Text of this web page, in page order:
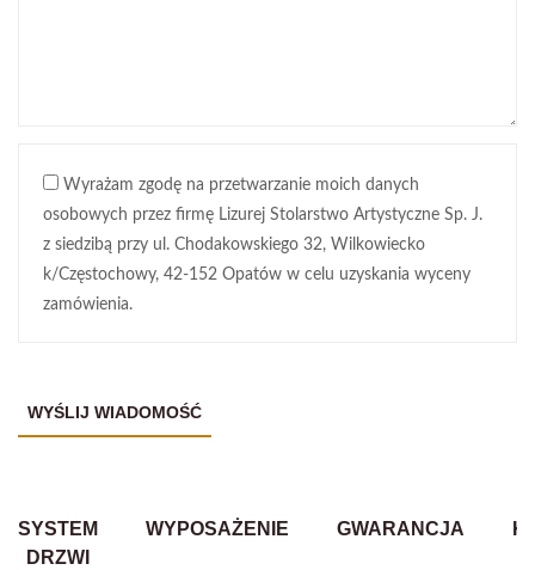
Wyrażam zgodę na przetwarzanie moich danych
osobowych przez firmę Lizurej Stolarstwo Artystyczne Sp. J.
z siedzibą przy ul. Chodakowskiego 32, Wilkowiecko
k/Częstochowy, 42-152 Opatów w celu uzyskania wyceny
zamówienia.
SYSTEM
DRZWI
WYPOSAŻENIE GWARANCJA